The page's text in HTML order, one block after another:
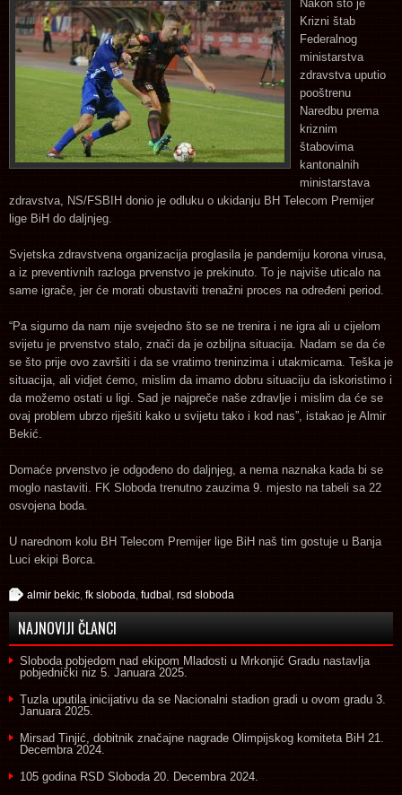
Nakon što je
Krizni štab
Federalnog
ministarstva
zdravstva uputio
pooštrenu
Naredbu prema
kriznim
štabovima
kantonalnih
ministarstava
zdravstva, NS/FSBIH donio je odluku o ukidanju BH Telecom Premijer
lige BiH do daljnjeg.
Svjetska zdravstvena organizacija proglasila je pandemiju korona virusa,
a iz preventivnih razloga prvenstvo je prekinuto. To je najviše uticalo na
same igrače, jer će morati obustaviti trenažni proces na određeni period.
“Pa sigurno da nam nije svejedno što se ne trenira i ne igra ali u cijelom
svijetu je prvenstvo stalo, znači da je ozbiljna situacija. Nadam se da će
se što prije ovo završiti i da se vratimo treninzima i utakmicama. Teška je
situacija, ali vidjet ćemo, mislim da imamo dobru situaciju da iskoristimo i
da možemo ostati u ligi. Sad je najpreče naše zdravlje i mislim da će se
ovaj problem ubrzo riješiti kako u svijetu tako i kod nas”, istakao je Almir
Bekić.
Domaće prvenstvo je odgođeno do daljnjeg, a nema naznaka kada bi se
moglo nastaviti. FK Sloboda trenutno zauzima 9. mjesto na tabeli sa 22
osvojena boda.
U narednom kolu BH Telecom Premijer lige BiH naš tim gostuje u Banja
Luci ekipi Borca.
almir bekic fk sloboda fudbal rsd sloboda
NAJNOVIJI ČLANCI
Sloboda pobjedom nad ekipom Mladosti u Mrkonjić Gradu nastavlja
pobjednički niz 5. Januara 2025.
Tuzla uputila inicijativu da se Nacionalni stadion gradi u ovom gradu 3.
Januara 2025.
Mirsad Tinjić, dobitnik značajne nagrade Olimpijskog komiteta BiH 21.
Decembra 2024.
105 godina RSD Sloboda 20. Decembra 2024.